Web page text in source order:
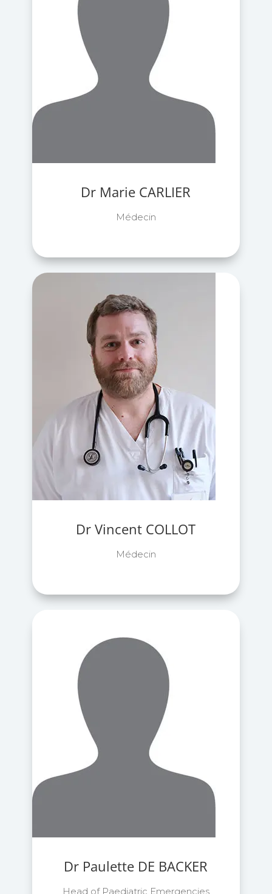
Dr Marie CARLIER
Médecin
Dr Vincent COLLOT
Médecin
Dr Paulette DE BACKER
Head of Paediatric Emergencies